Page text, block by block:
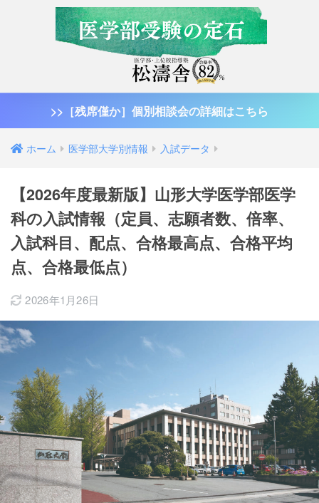
>>［残席僅か］個別相談会の詳細はこちら
ホーム 医学部大学別情報 入試データ
【2026年度最新版】山形大学医学部医学
科の入試情報（定員、志願者数、倍率、
入試科目、配点、合格最高点、合格平均
点、合格最低点）
2026年1月26日